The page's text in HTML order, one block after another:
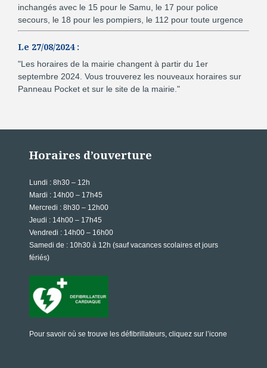
inchangés avec le 15 pour le Samu, le 17 pour police
secours, le 18 pour les pompiers, le 112 pour toute urgence
Le 27/08/2024 :
"Les horaires de la mairie changent à partir du 1er
septembre 2024. Vous trouverez les nouveaux horaires sur
Panneau Pocket et sur le site de la mairie."
Horaires d’ouverture
Lundi : 8h30 – 12h
Mardi : 14h00 – 17h45
Mercredi : 8h30 – 12h00
Jeudi : 14h00 – 17h45
Vendredi : 14h00 – 16h00
Samedi de : 10h30 à 12h (sauf vacances scolaires et jours
fériés)
Pour savoir où se trouve les défibrillateurs, cliquez sur l’icone